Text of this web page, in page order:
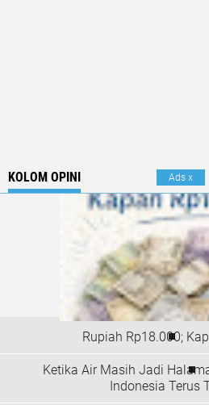
KOLOM OPINI
Rupiah Rp18.000;
Ketika Air Masih Jadi
Indonesia Terus
Ads x